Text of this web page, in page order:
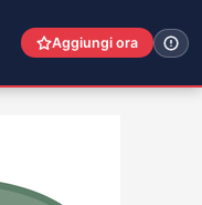
Aggiungi ora